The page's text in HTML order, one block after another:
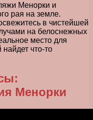
Менорки и
рая на земле.
в чистейшей
на белоснежных
место для
что-то
Менорки